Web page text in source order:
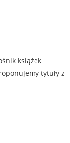
książek
tytuły z